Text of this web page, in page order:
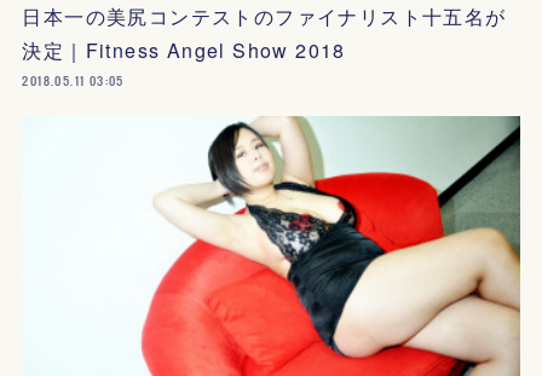
日本一の美尻コンテストのファイナリスト十五名が
決定｜Fitness Angel Show 2018
2018.05.11 03:05